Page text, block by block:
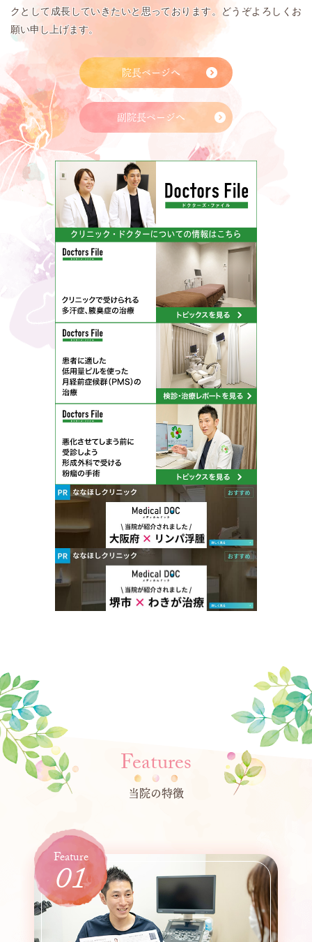
クとして成長していきたいと思っております。どうぞよろしくお
願い申し上げます。
院長ページへ
副院長ページへ
Features
当院の特徴
01